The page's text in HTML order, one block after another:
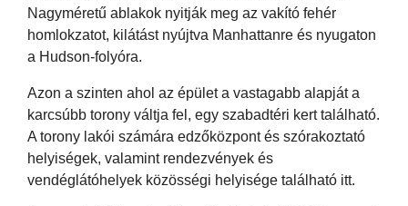
Nagyméretű ablakok nyitják meg az vakító fehér
homlokzatot, kilátást nyújtva Manhattanre és nyugaton
a Hudson-folyóra.
Azon a szinten ahol az épület a vastagabb alapját a
karcsúbb torony váltja fel, egy szabadtéri kert található.
A torony lakói számára edzőközpont és szórakoztató
helyiségek, valamint rendezvények és
vendéglátóhelyek közösségi helyisége található itt.